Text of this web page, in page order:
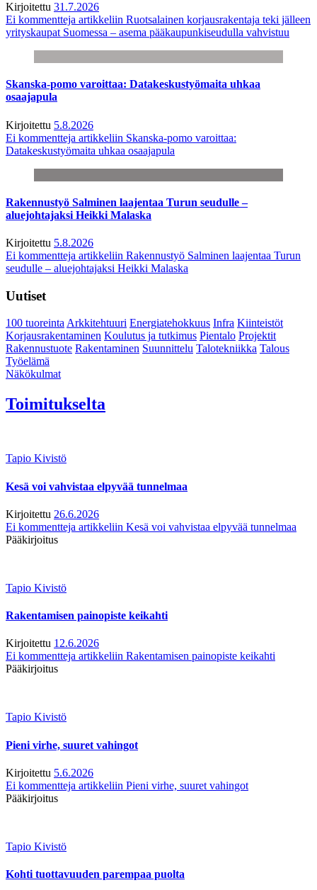
Kirjoitettu 31.7.2026
Ei kommentteja artikkeliin Ruotsalainen korjausrakentaja teki jälleen
yrityskaupat Suomessa – asema pääkaupunkiseudulla vahvistuu
Skanska-pomo varoittaa: Datakeskustyömaita uhkaa
osaajapula
Kirjoitettu 5.8.2026
Ei kommentteja artikkeliin Skanska-pomo varoittaa:
Datakeskustyömaita uhkaa osaajapula
Rakennustyö Salminen laajentaa Turun seudulle –
aluejohtajaksi Heikki Malaska
Kirjoitettu 5.8.2026
Ei kommentteja artikkeliin Rakennustyö Salminen laajentaa Turun
seudulle – aluejohtajaksi Heikki Malaska
Uutiset
100 tuoreintaArkkitehtuuri Energiatehokkuus Infra Kiinteistöt
Korjausrakentaminen Koulutus ja tutkimus Pientalo Projektit
Rakennustuote Rakentaminen Suunnittelu Talotekniikka Talous
Työelämä
Näkökulmat
Toimitukselta
Tapio Kivistö
Kesä voi vahvistaa elpyvää tunnelmaa
Kirjoitettu 26.6.2026
Ei kommentteja artikkeliin Kesä voi vahvistaa elpyvää tunnelmaa
Pääkirjoitus
Tapio Kivistö
Rakentamisen painopiste keikahti
Kirjoitettu 12.6.2026
Ei kommentteja artikkeliin Rakentamisen painopiste keikahti
Pääkirjoitus
Tapio Kivistö
Pieni virhe, suuret vahingot
Kirjoitettu 5.6.2026
Ei kommentteja artikkeliin Pieni virhe, suuret vahingot
Pääkirjoitus
Tapio Kivistö
Kohti tuottavuuden parempaa puolta